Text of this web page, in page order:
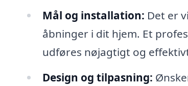
Mål og installation: Det er
åbninger i dit hjem. Et
udføres nøjagtigt og
Design og tilpasning: